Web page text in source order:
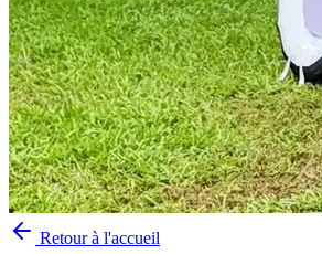
Retour à l'accueil